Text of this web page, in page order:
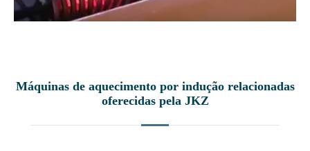
Máquinas de aquecimento por indução relacionadas
oferecidas pela JKZ